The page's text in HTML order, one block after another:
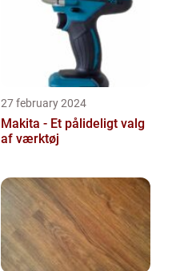
27 february 2024
Makita - Et pålideligt valg
af værktøj